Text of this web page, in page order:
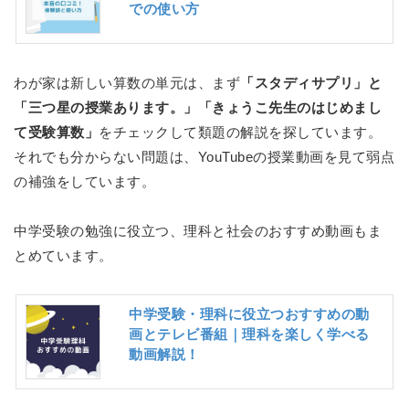
での使い方
わが家は新しい算数の単元は、まず 「スタディサプリ」と
「三つ星の授業あります。」「きょうこ先生のはじめまし
て受験算数」 をチェックして類題の解説を探しています。
それでも分からない問題は、YouTubeの授業動画を見て弱点
の補強をしています。
中学受験の勉強に役立つ、理科と社会のおすすめ動画もま
とめています。
中学受験・理科に役立つおすすめの動
画とテレビ番組｜理科を楽しく学べる
動画解説！